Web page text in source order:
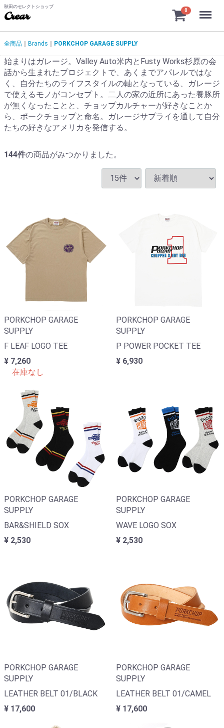
秋田のセレクトショップ
Crear
0 Menu
全商品 Brands PORKCHOP GARAGE SUPPLY
始まりはガレージ。Valley Auto米内とFusty Works杉原の会
話から生まれたプロジェクトで、あくまでアパレルではな
く、自分たちのライフスタイルの軸となっている、ガレージ
で使えるモノがコンセプト。二人の家の近所にあった養豚所
が無くなったことと、チョップカルチャーが好きなことか
ら、ポークチョップと命名。ガレージサプライを通して自分
たちの好きなアメリカを発信する。
144件の商品がみつかりました。
PORKCHOP GARAGE
SUPPLY
F LEAF LOGO TEE
¥ 7,260
在庫なし
PORKCHOP GARAGE
SUPPLY
P POWER POCKET TEE
¥ 6,930
PORKCHOP GARAGE
SUPPLY
BAR&SHIELD SOX
¥ 2,530
PORKCHOP GARAGE
SUPPLY
WAVE LOGO SOX
¥ 2,530
PORKCHOP GARAGE
SUPPLY
LEATHER BELT 01/BLACK
¥ 17,600
PORKCHOP GARAGE
SUPPLY
LEATHER BELT 01/CAMEL
¥ 17,600